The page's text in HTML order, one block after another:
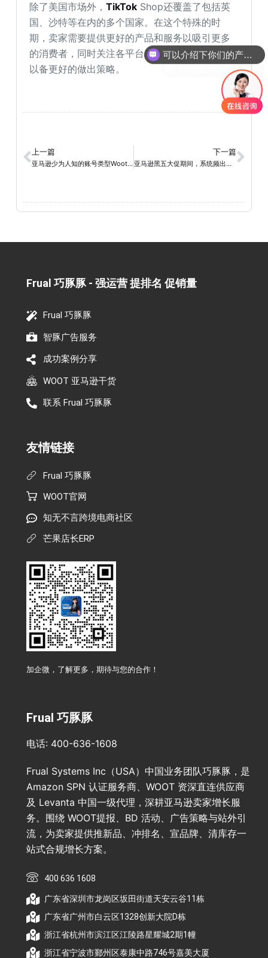
除了美国市场外，TikTok Shop还覆盖了包括英
国、沙特等在内的多个国家。在这个特殊的时
期，卖家需要提供更好的产品和服务以吸引更多
的消费者，同时关注各平台发布、调整最新政策
以备更好的做出策略。
上一篇
亚马逊少为人知的账号类型Woot详解
下一篇
亚马逊黑五大促期间，系统频出状况，大批卖家批量清货被封号
Frual 巧豚豚 - 强运营 提排名 促销量​
Frual 巧豚豚
智豚广告服务
成功案例分享
WOOT 亚马逊干货
联系 Frual 巧豚豚
友情链接
Frual 巧豚豚
WOOT官网
知无不言跨境电商社区
芒果店长ERP
加企微，了解更多，期待与您的合作！
Frual 巧豚豚
电话: 400-636-1608
Frual Systems Inc（USA）中国业务团队巧豚豚，是
Amazon SPN 认证服务商、WOOT 资深直连供应商
及 Levanta 中国一级代理，深耕亚马逊卖家增长服
务。围绕 WOOT提报、BD 活动、广告策略与站外引
流，为卖家提供推新品、冲排名、宣品牌、清库存一
站式合规增长方案。
400 636 1608
广东省深圳市龙岗区坂田街道天安云谷11栋
广东省广州市白云区1328创新大院D栋
浙江省杭州市滨江区江陵路星耀城2期1幢
浙江省宁波市鄞州区泰康中路746号嘉美大厦
可以介绍下你们的产品么
你们是怎么收费的呢